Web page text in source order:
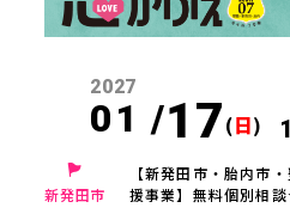
2027
01 /17 ( 日)
新発田市
【新発田市・胎内市
援事業】無料個別相